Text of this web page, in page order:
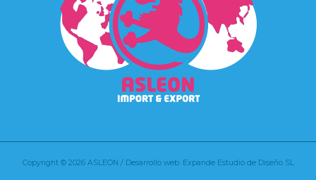
Copyright © 2026 ASLEON / Desarrollo web: Expande Estudio de Diseño SL